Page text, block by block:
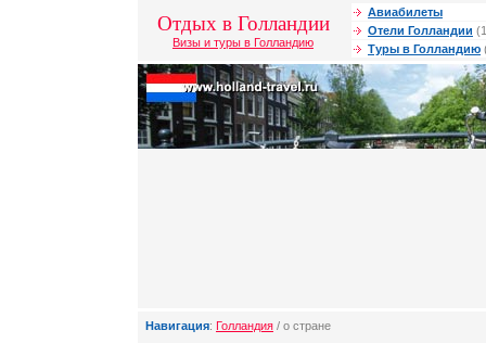
Отдых в Голландии
Визы и туры в Голландию
Авиабилеты
Отели Голландии
Туры в Голландию
Навигация: Голландия / о стране